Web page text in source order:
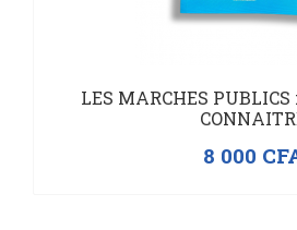
LES MARCHES PUBLICS
8 000